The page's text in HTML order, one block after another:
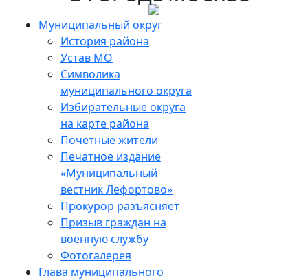
Муниципальный округ
История района
Устав МО
Символика
муниципального округа
Избирательные округа
на карте района
Почетные жители
Печатное издание
«Муниципальный
вестник Лефортово»
Прокурор разъясняет
Призыв граждан на
военную службу
Фотогалерея
Глава муниципального